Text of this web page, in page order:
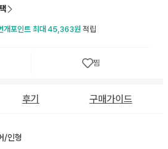
개포인트 최대 45,363원 적립
찜
후기 구매가이드
/인형